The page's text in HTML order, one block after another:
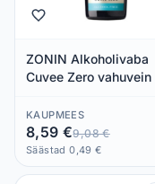
ZONIN Alkoholivaba
Cuvee Zero vahuvein
KAUPMEES
8,59 €9,08 €
Säästad 0,49 €